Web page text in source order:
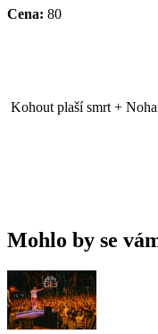
Cena: 80
Kohout plaší smrt +
Mohlo by se